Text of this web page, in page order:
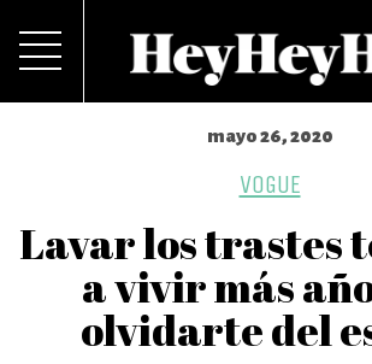
mayo 26, 2020
VOGUE
Lavar los trastes
a vivir más
olvidarte del